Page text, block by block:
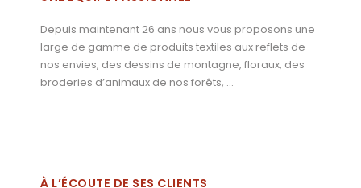
Depuis maintenant 26 ans nous vous proposons une
large de gamme de produits textiles aux reflets de
nos envies, des dessins de montagne, floraux, des
broderies d’animaux de nos forêts, …
À L’ÉCOUTE DE SES CLIENTS